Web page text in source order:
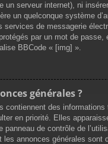
un serveur internet), ni
un quelconque système
services de messagerie
par un mot de passe,
BBCode « [img] ».
générales ?
contiennent des informations
en priorité. Elles
panneau de contrôle de
les annonces générales sont